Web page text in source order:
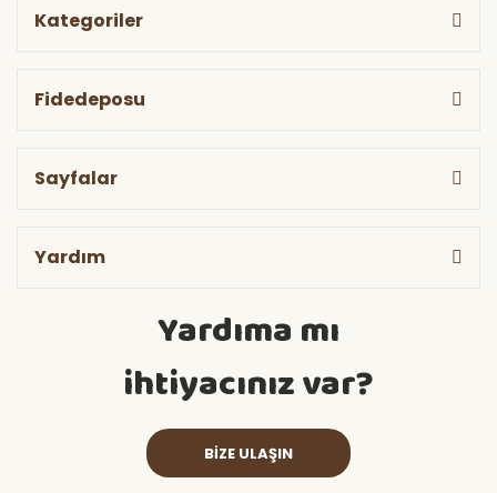
Kategoriler
Fidedeposu
Sayfalar
Yardım
Yardıma mı
ihtiyacınız var?
BİZE ULAŞIN